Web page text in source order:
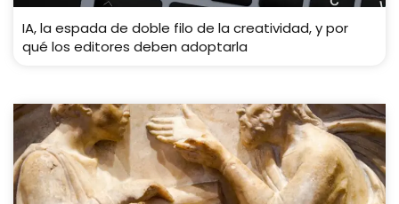
IA, la espada de doble filo de la creatividad, y por
qué los editores deben adoptarla